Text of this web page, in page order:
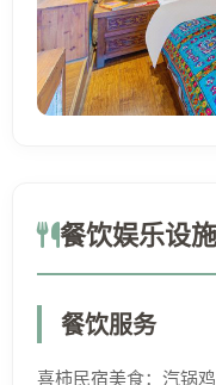
餐饮娱乐设施
餐饮服务
喜柿民宿美食：汽锅